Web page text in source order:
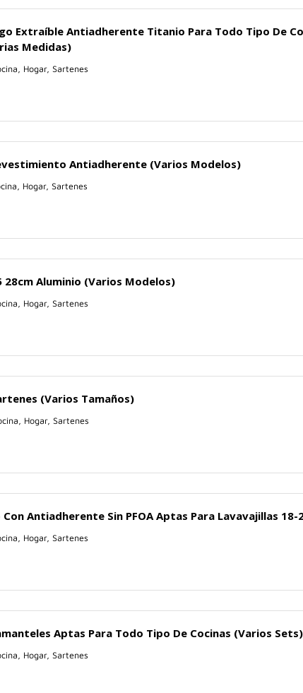
Extraíble Antiadherente Titanio Para Todo Tipo De
Medidas)
Hogar, Sartenes
Antiadherente (Varios Modelos)
Hogar, Sartenes
Aluminio (Varios Modelos)
Hogar, Sartenes
(Varios Tamaños)
Hogar, Sartenes
Antiadherente Sin PFOA Aptas Para Lavavajillas 18-
Hogar, Sartenes
Aptas Para Todo Tipo De Cocinas (Varios Sets)
Hogar, Sartenes